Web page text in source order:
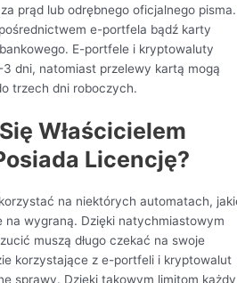
prąd lub odrębnego oficjalnego pisma.
e-portfela bądź karty
E-portfele i kryptowaluty
3 dni, natomiast przelewy kartą mogą
trzech dni roboczych.
Właścicielem
Licencję?
na niektórych automatach,
na wygraną. Dzięki natychmiastowym
muszą długo czekać na swoje
korzystające z e-portfeli i kryptowalut
sprawy. Dzięki takowym limitom każdy